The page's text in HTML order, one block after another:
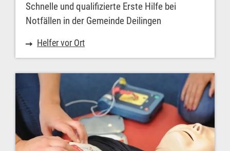
Schnelle und qualifizierte Erste Hilfe bei
Notfällen in der Gemeinde Deilingen
Helfer vor Ort